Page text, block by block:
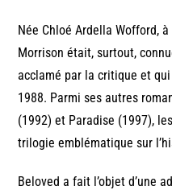
Née Chloé Ardella Wofford, à
Morrison était, surtout,
acclamé par la critique et
1988. Parmi ses autres
(1992) et Paradise (1997),
trilogie emblématique sur
Beloved a fait l’objet d’une